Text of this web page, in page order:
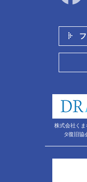
株式会社く
タ復旧協